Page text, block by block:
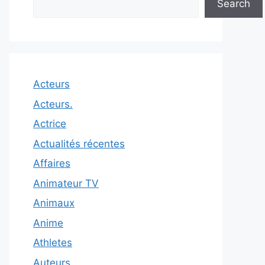
Search
Acteurs
Acteurs.
Actrice
Actualités récentes
Affaires
Animateur TV
Animaux
Anime
Athletes
Auteurs